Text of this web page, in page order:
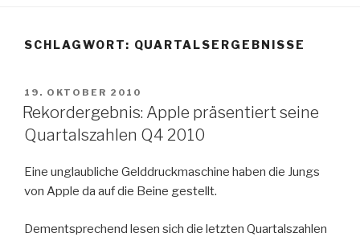
SCHLAGWORT: QUARTALSERGEBNISSE
VERÖFFENTLICHT
AM
19. OKTOBER 2010
Rekordergebnis: Apple präsentiert seine
Quartalszahlen Q4 2010
Eine unglaubliche Gelddruckmaschine haben die Jungs
von Apple da auf die Beine gestellt.
Dementsprechend lesen sich die letzten Quartalszahlen